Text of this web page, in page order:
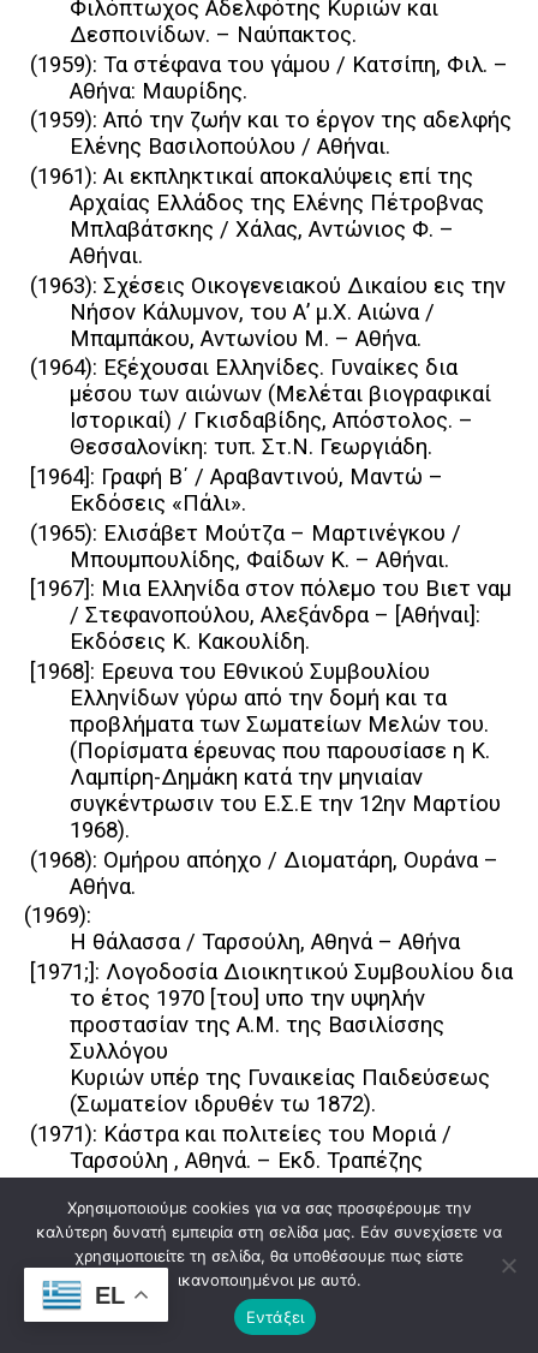
Φιλόπτωχος Αδελφότης Κυριών και
Δεσποινίδων. – Ναύπακτος.
(1959): Τα στέφανα του γάμου / Κατσίπη, Φιλ. –
Αθήνα: Μαυρίδης.
(1959): Από την ζωήν και το έργον της αδελφής
Ελένης Βασιλοπούλου / Αθήναι.
(1961): Αι εκπληκτικαί αποκαλύψεις επί της
Αρχαίας Ελλάδος της Ελένης Πέτροβνας
Μπλαβάτσκης / Χάλας, Αντώνιος Φ. –
Αθήναι.
(1963): Σχέσεις Οικογενειακού Δικαίου εις την
Νήσον Κάλυμνον, του Α’ μ.Χ. Αιώνα /
Μπαμπάκου, Αντωνίου Μ. – Αθήνα.
(1964): Εξέχουσαι Ελληνίδες. Γυναίκες δια
μέσου των αιώνων (Μελέται βιογραφικαί
Ιστορικαί) / Γκισδαβίδης, Απόστολος. –
Θεσσαλονίκη: τυπ. Στ.Ν. Γεωργιάδη.
[1964]: Γραφή Β΄ / Αραβαντινού, Μαντώ –
Εκδόσεις «Πάλι».
(1965): Ελισάβετ Μούτζα – Μαρτινέγκου /
Μπουμπουλίδης, Φαίδων Κ. – Αθήναι.
[1967]: Μια Ελληνίδα στον πόλεμο του Βιετ ναμ
/ Στεφανοπούλου, Αλεξάνδρα – [Αθήναι]:
Εκδόσεις Κ. Κακουλίδη.
[1968]: Ερευνα του Εθνικού Συμβουλίου
Ελληνίδων γύρω από την δομή και τα
προβλήματα των Σωματείων Μελών του.
(Πορίσματα έρευνας που παρουσίασε η Κ.
Λαμπίρη-Δημάκη κατά την μηνιαίαν
συγκέντρωσιν του Ε.Σ.Ε την 12ην Μαρτίου
1968).
(1968): Ομήρου απόηχο / Διοματάρη, Ουράνα –
Αθήνα.
(1969):
Η θάλασσα / Ταρσούλη, Αθηνά – Αθήνα
[1971;]: Λογοδοσία Διοικητικού Συμβουλίου δια
το έτος 1970 [του] υπο την υψηλήν
προστασίαν της Α.Μ. της Βασιλίσσης
Συλλόγου
Κυριών υπέρ της Γυναικείας Παιδεύσεως
(Σωματείον ιδρυθέν τω 1872).
(1971): Κάστρα και πολιτείες του Μοριά /
Ταρσούλη , Αθηνά. – Εκδ. Τραπέζης
Εμπορικής Πίστεως.
(1971): Έθνος και γλώσσα / Γληνός, Δημήτρης.
(1971): Γραφή, Γ΄ / Αραβαντινού, Μαντώ –
Παρίσι.
(1973): Στοιχεία Ιστορίας της μαιευτικής και
γυναικολογίας / Λούρος, Νικόλαος Κ. –
EL
Χρησιμοποιούμε cookies για να σας προσφέρουμε την
καλύτερη δυνατή εμπειρία στη σελίδα μας. Εάν συνεχίσετε να
χρησιμοποιείτε τη σελίδα, θα υποθέσουμε πως είστε
ικανοποιημένοι με αυτό.
Εντάξει